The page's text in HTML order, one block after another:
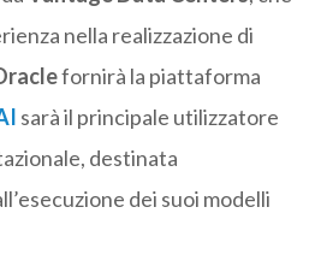
nella realizzazione di
fornirà la piattaforma
sarà il principale utilizzatore
destinata
dei suoi modelli